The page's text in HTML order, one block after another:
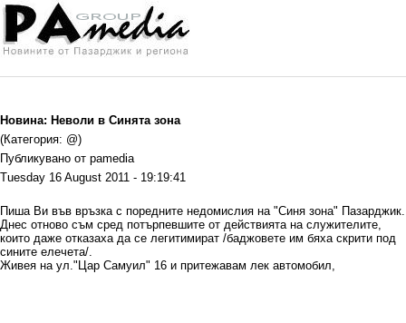
Новина: Неволи в Синята зона
(Категория: @)
Публикувано от pamedia
Tuesday 16 August 2011 - 19:19:41
Пиша Ви във връзка с поредните недомислия на "Синя зона" Пазарджик.
Днес отново съм сред потърпевшите от действията на служителите,
които даже отказаха да се легитимират /баджовете им бяха скрити под
сините елечета/.
Живея на ул."Цар Самуил" 16 и притежавам лек автомобил,